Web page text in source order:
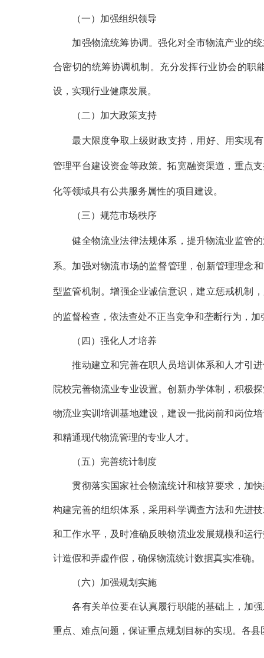
（一）加强组织领导
加强物流统筹协调。强化对全市物流产业的统
合密切的统筹协调机制。充分发挥行业协会的职
设，实现行业健康发展。
（二）加大政策支持
最大限度争取上级财政支持，用好、用实现有
管理平台建设资金等政策。拓宽融资渠道，重点
化等领域具有公共服务属性的项目建设。
（三）规范市场秩序
健全物流业法律法规体系，提升物流业监管的
系。加强对物流市场的监督管理，创新管理理念
型监管机制。增强企业诚信意识，建立惩戒机制
的监督检查，依法查处不正当竞争和垄断行为，
（四）强化人才培养
推动建立和完善在职人员培训体系和人才引进
院校完善物流业专业设置。创新办学体制，积极
物流业实训培训基地建设，建设一批岗前和岗位
和精通现代物流管理的专业人才。
（五）完善统计制度
贯彻落实国家社会物流统计和核算要求，加快
构建完善的组织体系，采用科学调查方法和先进
和工作水平，及时准确反映物流业发展规模和运
计造假和弄虚作假，确保物流统计数据真实准确。
（六）加强规划实施
各有关单位要在认真履行职能的基础上，加强
重点、难点问题，保证重点规划目标的实现。各